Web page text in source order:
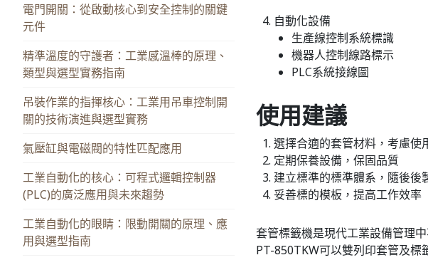
電門開關：從啟動核心到安全控制的關鍵
元件
精準溫度的守護者：工業感溫棒的原理、
類型與選型實務指南
吊裝作業的指揮核心：工業用吊車控制開
關的技術演進與選型實務
氣壓缸與電磁閥的特性匹配應用
工業自動化的核心：可程式邏輯控制器
(PLC)的廣泛應用與未來趨勢
工業自動化的眼睛：限動開關的原理、應
用與選型指南
自動化設備
生產線控制系統標識
機器人控制線路標示
PLC系統接線圖
使用建議
選擇合適的套管材料，考慮使
定期保養設備，保固品質
建立標準的標準體系，隨後後
妥善標的模板，提高工作效率
套管標籤機是現代工業設備管理
PT-850TKW可以雙列印套管及標